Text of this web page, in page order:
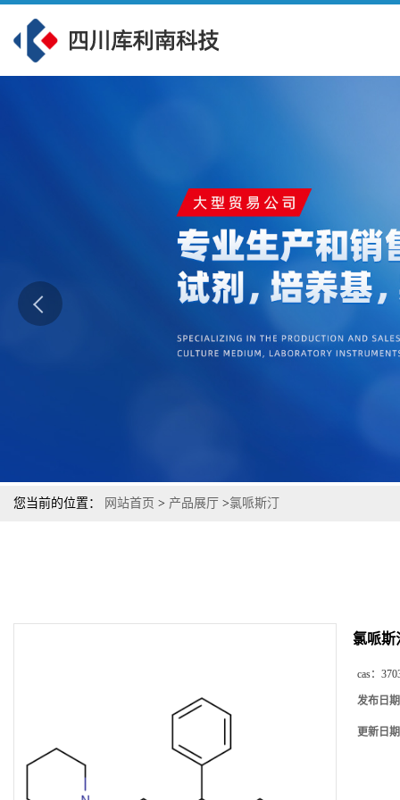
您当前的位置： 网站首页 > 产品展厅 >氯哌斯汀
氯哌斯
cas：
发布日
更新日